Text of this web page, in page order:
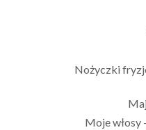
Nożyczki
Moje włosy